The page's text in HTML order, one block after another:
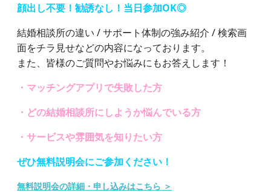
顔出し不要！勧誘なし！当日参加OK◎
結婚相談所の違い / サポート体制の強み紹介 / 検索画
面をチラ見せなどの内容になっております。
また、皆様のご質問やお悩みにもお答えします！
・マッチングアプリで失敗した方
・どの結婚相談所にしようか悩んでいる方
・サービスや雰囲気を知りたい方
ぜひ無料説明会にご参加ください！
無料説明会の詳細・申し込みはこちら ＞